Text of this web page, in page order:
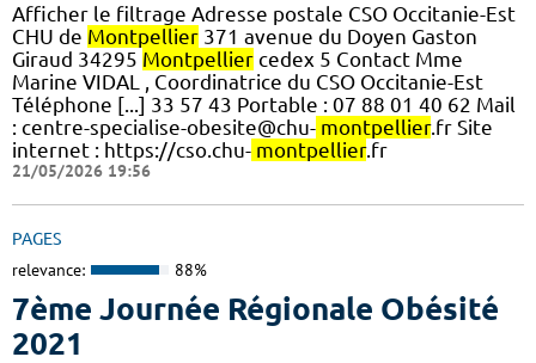
Afficher le filtrage Adresse postale CSO Occitanie-Est
CHU de Montpellier 371 avenue du Doyen Gaston
Giraud 34295 Montpellier cedex 5 Contact Mme
Marine VIDAL , Coordinatrice du CSO Occitanie-Est
Téléphone [...] 33 57 43 Portable : 07 88 01 40 62 Mail
: centre-specialise-obesite@chu- montpellier.fr Site
internet : https://cso.chu- montpellier.fr
21/05/2026 19:56
PAGES
relevance: 88%
7ème Journée Régionale Obésité
2021